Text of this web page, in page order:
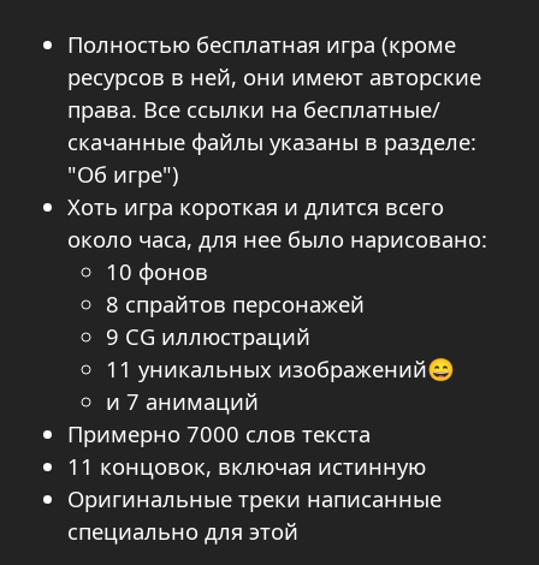
Полностью бесплатная игра (кроме
ресурсов в ней, они имеют авторские
права. Все ссылки на бесплатные/
скачанные файлы указаны в разделе:
"Об игре")
Хоть игра короткая и длится всего
около часа, для нее было нарисовано:
10 фонов
8 спрайтов персонажей
9 CG иллюстраций
11 уникальных изображений😄
и 7 анимаций
Примерно 7000 слов текста
11 концовок, включая истинную
Оригинальные треки написанные
специально для этой